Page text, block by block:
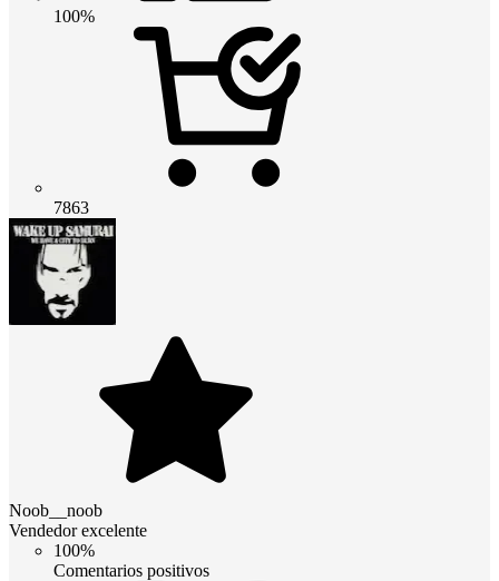
100%
7863
Noob__noob
Vendedor excelente
100%
Comentarios positivos